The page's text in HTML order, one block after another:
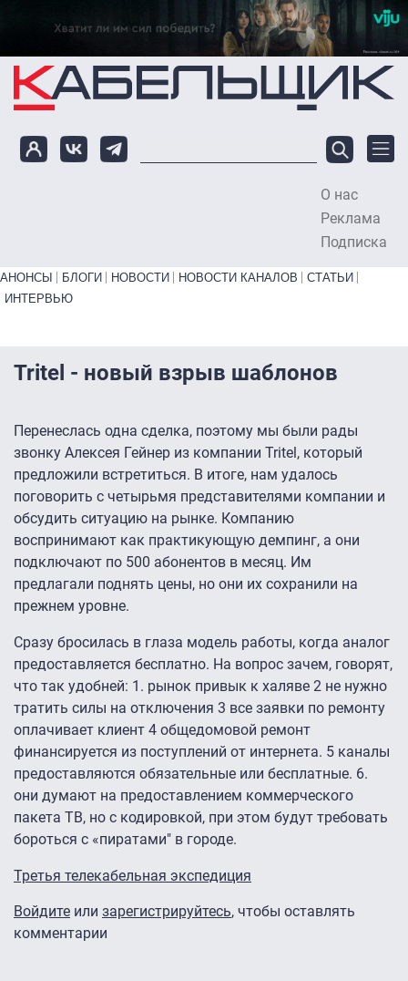
Перейти к основному содержанию
О нас
Реклама
Подписка
Primary links bottom
АНОНСЫ БЛОГИ НОВОСТИ НОВОСТИ КАНАЛОВ
СТАТЬИ
ИНТЕРВЬЮ
Tritel - новый взрыв шаблонов
Перенеслась одна сделка, поэтому мы были рады
звонку Алексея Гейнер из компании Tritel, который
предложили встретиться. В итоге, нам удалось
поговорить с четырьмя представителями компании и
обсудить ситуацию на рынке. Компанию
воспринимают как практикующую демпинг, а они
подключают по 500 абонентов в месяц. Им
предлагали поднять цены, но они их сохранили на
прежнем уровне.
Сразу бросилась в глаза модель работы, когда аналог
предоставляется бесплатно. На вопрос зачем, говорят,
что так удобней: 1. рынок привык к халяве 2 не нужно
тратить силы на отключения 3 все заявки по ремонту
оплачивает клиент 4 общедомовой ремонт
финансируется из поступлений от интернета. 5 каналы
предоставляются обязательные или бесплатные. 6.
они думают на предоставлением коммерческого
пакета ТВ, но с кодировкой, при этом будут требовать
бороться с «пиратами" в городе.
Третья телекабельная экспедиция
Войдите или зарегистрируйтесь, чтобы оставлять
комментарии